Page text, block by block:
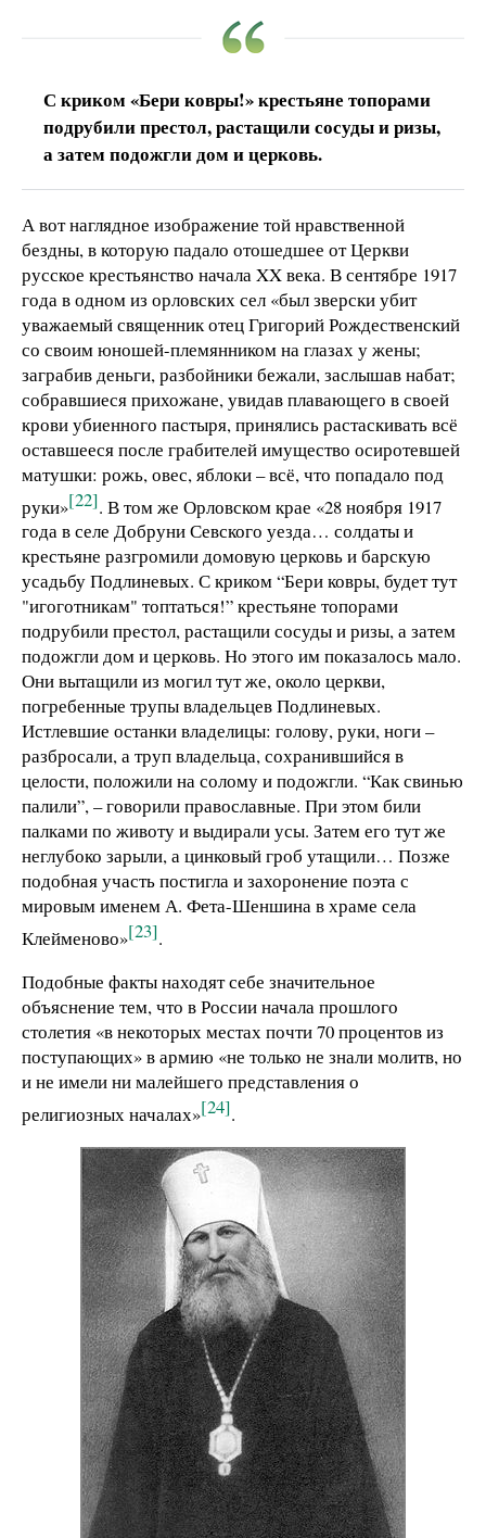
С криком «Бери ковры!» крестьяне топорами
подрубили престол, растащили сосуды и ризы,
а затем подожгли дом и церковь.
А вот наглядное изображение той нравственной
бездны, в которую падало отошедшее от Церкви
русское крестьянство начала XX века. В сентябре 1917
года в одном из орловских сел «был зверски убит
уважаемый священник отец Григорий Рождественский
со своим юношей-племянником на глазах у жены;
заграбив деньги, разбойники бежали, заслышав набат;
собравшиеся прихожане, увидав плавающего в своей
крови убиенного пастыря, принялись растаскивать всё
оставшееся после грабителей имущество осиротевшей
матушки: рожь, овес, яблоки – всё, что попадало под
руки»[22]. В том же Орловском крае «28 ноября 1917
года в селе Добруни Севского уезда… солдаты и
крестьяне разгромили домовую церковь и барскую
усадьбу Подлиневых. С криком “Бери ковры, будет тут
"игоготникам" топтаться!” крестьяне топорами
подрубили престол, растащили сосуды и ризы, а затем
подожгли дом и церковь. Но этого им показалось мало.
Они вытащили из могил тут же, около церкви,
погребенные трупы владельцев Подлиневых.
Истлевшие останки владелицы: голову, руки, ноги –
разбросали, а труп владельца, сохранившийся в
целости, положили на солому и подожгли. “Как свинью
палили”, – говорили православные. При этом били
палками по животу и выдирали усы. Затем его тут же
неглубоко зарыли, а цинковый гроб утащили… Позже
подобная участь постигла и захоронение поэта с
мировым именем А. Фета-Шеншина в храме села
Клейменово»[23].
Подобные факты находят себе значительное
объяснение тем, что в России начала прошлого
столетия «в некоторых местах почти 70 процентов из
поступающих» в армию «не только не знали молитв, но
и не имели ни малейшего представления о
религиозных началах»[24].